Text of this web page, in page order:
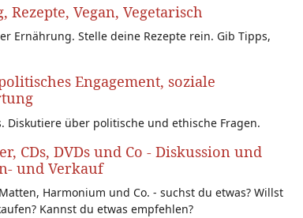
Rezepte, Vegan, Vegetarisch
Ernährung. Stelle deine Rezepte rein. Gib Tipps,
Engagement, soziale
Diskutiere über politische und ethische Fragen.
CDs, DVDs und Co - Diskussion und
und Verkauf
Harmonium und Co. - suchst du etwas? Willst
Kannst du etwas empfehlen?